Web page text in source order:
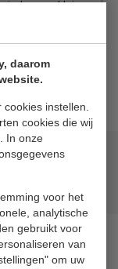
daarom
instellen.
cookies die wij
In onze
voor het
analytische
gebruikt voor
van
om uw
van klein
x 210 x 210
overzichtelijk